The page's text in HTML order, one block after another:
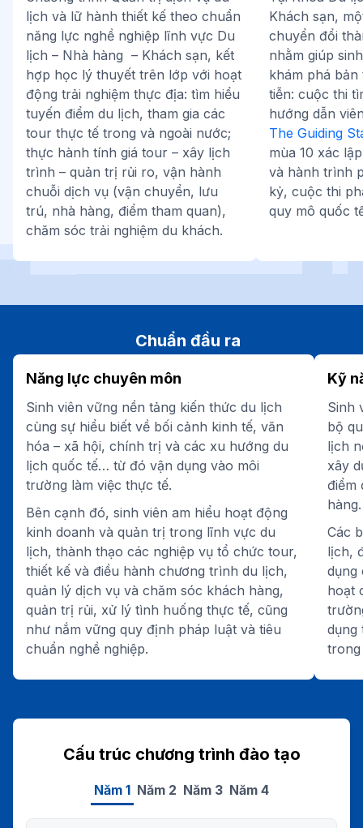
lịch và lữ hành thiết kế theo chuẩn
năng lực nghề nghiệp lĩnh vực Du
lịch – Nhà hàng – Khách sạn, kết
hợp học lý thuyết trên lớp với hoạt
động trải nghiệm thực địa: tìm hiểu
tuyến điểm du lịch, tham gia các
tour thực tế trong và ngoài nước;
thực hành tính giá tour – xây lịch
trình – quản trị rủi ro, vận hành
chuỗi dịch vụ (vận chuyển, lưu
trú, nhà hàng, điểm tham quan),
chăm sóc trải nghiệm du khách.
Khách sạn,
chuyển đổi
nhằm giúp
khám phá
tiễn: cuộc thi
hướng dẫn
The Guiding
mùa 10 xác
và hành trình
kỷ, cuộc thi
quy mô quốc
Chuẩn đầu ra
Năng lực chuyên môn
Sinh viên vững nền tảng kiến thức du lịch
cùng sự hiểu biết về bối cảnh kinh tế, văn
hóa – xã hội, chính trị và các xu hướng du
lịch quốc tế… từ đó vận dụng vào môi
trường làm việc thực tế.
Bên cạnh đó, sinh viên am hiểu hoạt động
kinh doanh và quản trị trong lĩnh vực du
lịch, thành thạo các nghiệp vụ tổ chức tour,
thiết kế và điều hành chương trình du lịch,
quản lý dịch vụ và chăm sóc khách hàng,
quản trị rủi, xử lý tình huống thực tế, cũng
như nắm vững quy định pháp luật và tiêu
chuẩn nghề nghiệp.
Kỹ
Sinh
bộ
lịch
xây
điểm
hàng.
Các
lịch,
dụng
hoạt
dụng
trong
Cấu trúc chương trình đào tạo
Năm 1 Năm 2 Năm 3 Năm 4